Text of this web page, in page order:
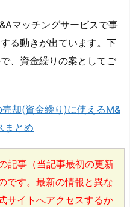
マッチングサービスで事
る動きが出ています。下
、資金繰りの案としてご
却(資金繰り)に使えるM&
まとめ
記事（当記事最初の更新
です。最新の情報と異な
サイトへアクセスするか